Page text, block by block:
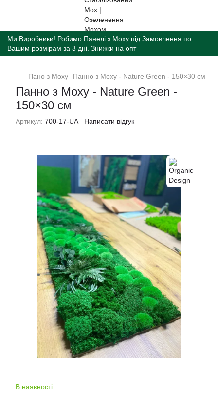
Ми Виробники! Робимо Панелі з Моху під Замовлення по
Вашим розмірам за 3 дні. Знижки на опт
Пано з Моху Панно з Моху - Nature Green - 150×30 см
Панно з Моху - Nature Green -
150×30 см
Артикул: 700-17-UA Написати відгук
В наявності